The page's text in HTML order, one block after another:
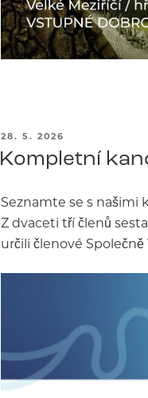
PUBLIKOVÁNO
28. 5. 2026
Kompletní
Seznamte se s našimi
Z dvaceti tří členů
určili členové